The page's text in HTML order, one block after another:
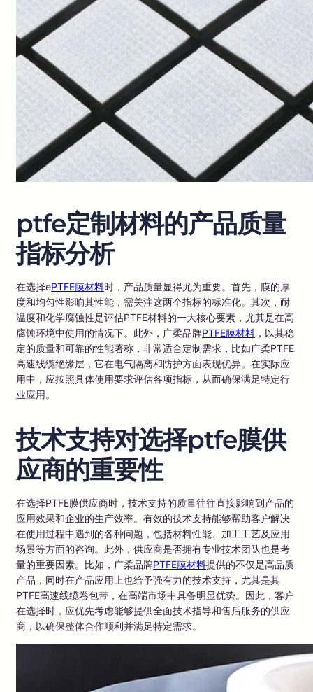
ptfe定制材料的产品质量
指标分析
在选择ePTFE膜材料时，产品质量显得尤为重要。首先，膜的厚
度和均匀性影响其性能，需关注这两个指标的标准化。其次，耐
温度和化学腐蚀性是评估PTFE材料的一大核心要素，尤其是在高
腐蚀环境中使用的情况下。此外，广柔品牌PTFE膜材料 ，以其稳
定的质量和可靠的性能著称，非常适合定制需求，比如广柔PTFE
高速线缆绝缘层，它在电气隔离和防护方面表现优异。在实际应
用中，应按照具体使用要求评估各项指标，从而确保满足特定行
业应用。
技术支持对选择ptfe膜供
应商的重要性
在选择PTFE膜供应商时，技术支持的质量往往直接影响到产品的
应用效果和企业的生产效率。有效的技术支持能够帮助客户解决
在使用过程中遇到的各种问题，包括材料性能、加工工艺及应用
场景等方面的咨询。此外，供应商是否拥有专业技术团队也是考
量的重要因素。比如，广柔品牌PTFE膜材料提供的不仅是高品质
产品，同时在产品应用上也给予强有力的技术支持，尤其是其
PTFE高速线缆卷包带，在高端市场中具备明显优势。因此，客户
在选择时，应优先考虑能够提供全面技术指导和售后服务的供应
商，以确保整体合作顺利并满足特定需求。